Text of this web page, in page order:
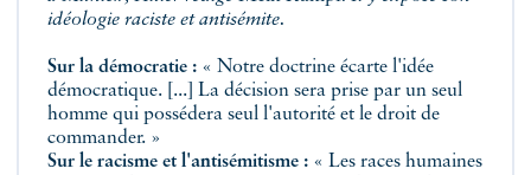
idéologie raciste et antisémite.
Sur la démocratie : « Notre doctrine écarte l'idée
démocratique. [...] La décision sera prise par un seul
homme qui possédera seul l'autorité et le droit de
commander. »
Sur le racisme et l'antisémitisme : « Les races humaines